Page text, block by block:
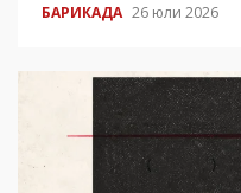
БАРИКАДА 26 юли 2026